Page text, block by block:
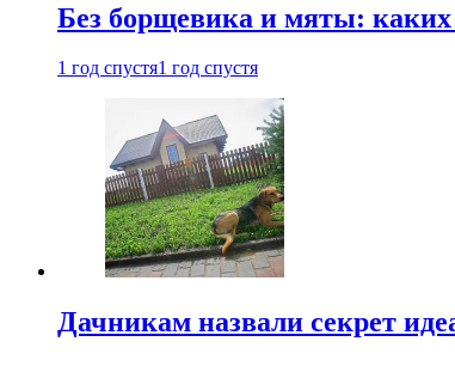
Без борщевика и мяты: каких
1 год спустя1 год спустя
Дачникам назвали секрет